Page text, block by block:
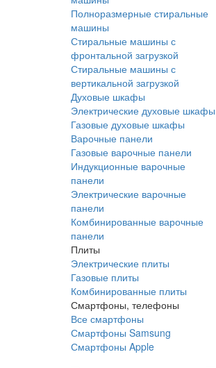
Полноразмерные стиральные
машины
Стиральные машины с
фронтальной загрузкой
Стиральные машины с
вертикальной загрузкой
Духовые шкафы
Электрические духовые шкафы
Газовые духовые шкафы
Варочные панели
Газовые варочные панели
Индукционные варочные
панели
Электрические варочные
панели
Комбинированные варочные
панели
Плиты
Электрические плиты
Газовые плиты
Комбинированные плиты
Смартфоны, телефоны
Все смартфоны
Смартфоны Samsung
Смартфоны Apple